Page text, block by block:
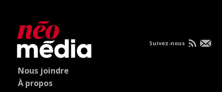
Nous joindre
À propos
Suivez-nous